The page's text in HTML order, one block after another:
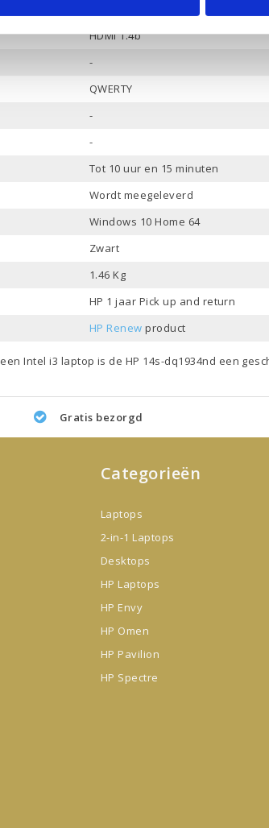
HDMI 1.4b
-
QWERTY
-
-
Tot 10 uur en 15 minuten
Wordt meegeleverd
Windows 10 Home 64
Zwart
1.46 Kg
HP 1 jaar Pick up and return
HP Renew product
eenIntel i3 laptopis de HP 14s-dq1934nd een
Gratis bezorgd
Categorieën
Laptops
2-in-1 Laptops
Desktops
HP Laptops
HP Envy
HP Omen
HP Pavilion
HP Spectre